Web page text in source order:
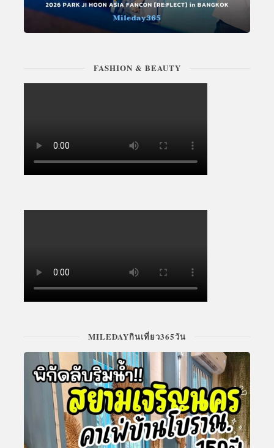
FASHION & BEAUTY
MILEDAYกินเที่ยว365วัน